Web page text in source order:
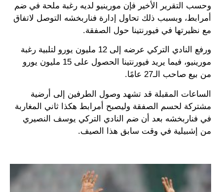
وحسب التقرير الأخير فإن مورينيو لديه رغبة ملحة في ضم
أمرابط، وبسبب ذلك تحاول إدارة فناربخشه التوصل لاتفاق
مع نظيرتها في فيورنتينا حول الصفقة.
ورفع النادي التركي عرضه إلى 12 مليون يورو لتلبية رغبة
مورينيو، فيما يريد فيورنتينا الحصول على 15 مليون يورو
من بيع صاحب الـ27 عامًا.
الساعات المقبلة قد تشهد وصول الطرفين إلى أرضية
مشتركة لحسم الصفقة وليصبح أمرابط هكذا ثاني المغاربة
في فناربخشه بعد أن ضم النادي التركي يوسف النصيري
من إشبيلية في وقت سابق هذا الصيف.